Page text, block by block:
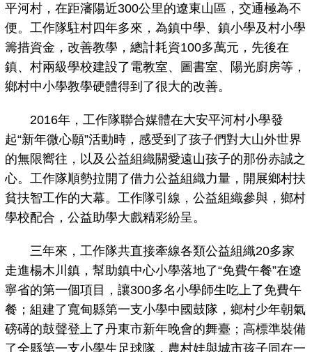
平河村，在距瀋陽近300公里的遼東山區，交通極為不
便。工作隊駐村四年多來，為鎮中學、鎮小學及村小學
籌措資金，改善教學，總計耗資100多萬元，先後在
鎮、村兩級學校建設了電教室、圖書室、陽光廚房等，
鄉村中小學教學硬體得到了很大的改善。
2016年，工作隊聯合媒體在大安平河村小學發
起“新年微心願”活動時，感受到了孩子們對大山外世界
的無限嚮往，以及公益組織關愛遠山孩子的那份赤誠之
心。工作隊順勢拉開了借力公益組織力量，開展鄉村扶
貧扶智工作的大幕。工作隊引線，公益組織參與，鄉村
學校配合，公益助學大戲精彩紛呈。
三年來，工作隊共直接牽線各類公益組織20多家
走進楊木川鎮，幫助鎮中心小學落地了“免費午餐”在遼
寧省的第一個項目，讓300多名小學師生吃上了免費午
餐；組建了寬甸縣第一支小學中國鼓隊，鄉村少年朝氣
磅礡的鼓聲登上了丹東市新年晚會的舞臺；高標準裝備
了全縣第一支小學生足球隊，農村娃與城市孩子同在一